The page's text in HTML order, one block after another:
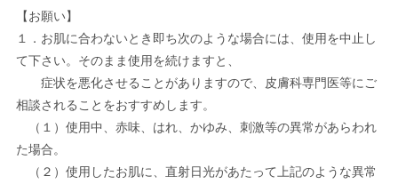
【お願い】
１．お肌に合わないとき即ち次のような場合には、使用を中止し
て下さい。そのまま使用を続けますと、
症状を悪化させることがありますので、皮膚科専門医等にご
相談されることをおすすめします。
（１）使用中、赤味、はれ、かゆみ、刺激等の異常があらわれ
た場合。
（２）使用したお肌に、直射日光があたって上記のような異常